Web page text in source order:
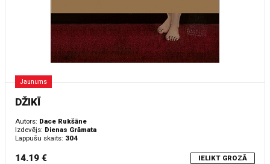
Jaunums
DŽIKĪ
Autors: Dace Rukšāne
Izdevējs: Dienas Grāmata
Lappušu skaits: 304
14.19 € IELIKT GROZĀ